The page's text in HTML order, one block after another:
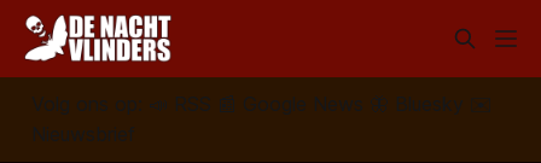
Volg ons op: 📣 RSS 📰 Google News 🦋 Bluesky
✉️
Nieuwsbrief